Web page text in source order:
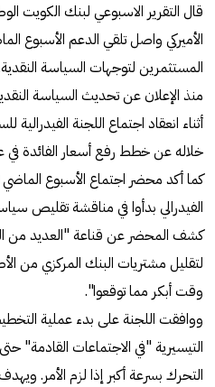
قال التقرير الاسبوعي لبنك الكويت
الأميركي واصل تلقي الدعم الأسبوع
منذ الإعلان عن تحديث السياسة
أثناء انعقاد اجتماع اللجنة
خلاله عن خطط رفع أسعار الفائدة في عام
كما أكد محضر اجتماع الأسبوع
الفيدرالي بدأوا في مناقشة تقليص
كشف المحضر عن قناعة "العديد من
لتقليل مشتريات البنك المركزي من
وقت أبكر مما توقعوا".
ووافقت اللجنة على بدء عملية
التيسيرية "في الاجتماعات القادمة"
التحرك بسرعة أكبر إذا لزم الأمر.